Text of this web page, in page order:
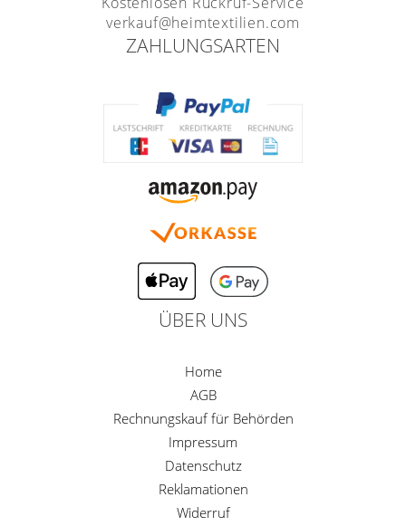
verkauf@heimtextilien.com
ZAHLUNGSARTEN
ÜBER UNS
Home
AGB
Rechnungskauf für Behörden
Impressum
Datenschutz
Reklamationen
Widerruf